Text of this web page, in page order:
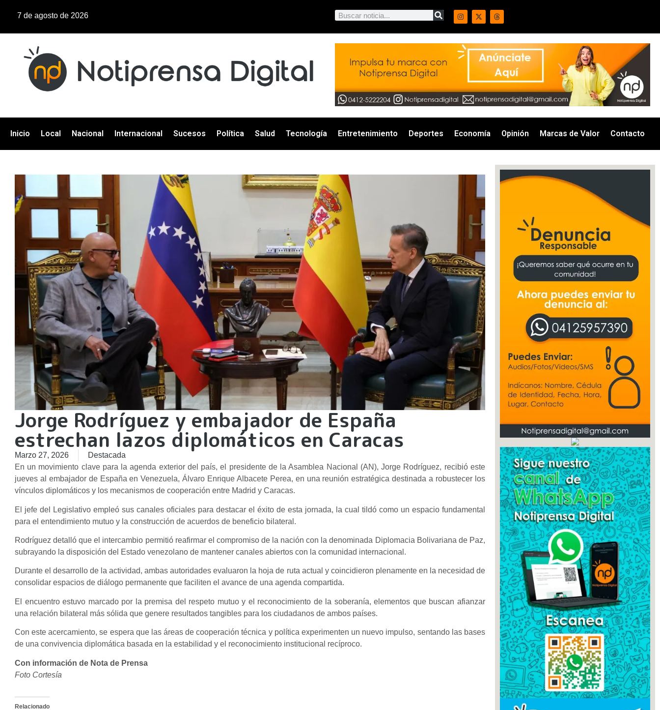
7 de agosto de 2026
Inicio Local Nacional Internacional Sucesos Política Salud Tecnología Entretenimiento Deportes Economía Opinión Marcas de Valor Contacto
Jorge Rodríguez y embajador de España
estrechan lazos diplomáticos en Caracas
Marzo 27, 2026
Destacada
​En un movimiento clave para la agenda exterior del país, el presidente de la Asamblea Nacional (AN), Jorge Rodríguez, recibió este
jueves al embajador de España en Venezuela, Álvaro Enrique Albacete Perea, en una reunión estratégica destinada a robustecer los
vínculos diplomáticos y los mecanismos de cooperación entre Madrid y Caracas.
El jefe del Legislativo empleó sus canales oficiales para destacar el éxito de esta jornada, la cual tildó como un espacio fundamental
para el entendimiento mutuo y la construcción de acuerdos de beneficio bilateral.
Rodríguez detalló que el intercambio permitió reafirmar el compromiso de la nación con la denominada Diplomacia Bolivariana de Paz,
subrayando la disposición del Estado venezolano de mantener canales abiertos con la comunidad internacional.
​Durante el desarrollo de la actividad, ambas autoridades evaluaron la hoja de ruta actual y coincidieron plenamente en la necesidad de
consolidar espacios de diálogo permanente que faciliten el avance de una agenda compartida.
El encuentro estuvo marcado por la premisa del respeto mutuo y el reconocimiento de la soberanía, elementos que buscan afianzar
una relación bilateral más sólida que genere resultados tangibles para los ciudadanos de ambos países.
Con este acercamiento, se espera que las áreas de cooperación técnica y política experimenten un nuevo impulso, sentando las bases
de una convivencia diplomática basada en la estabilidad y el reconocimiento institucional recíproco.
Con información de Nota de Prensa
Foto Cortesía
Relacionado